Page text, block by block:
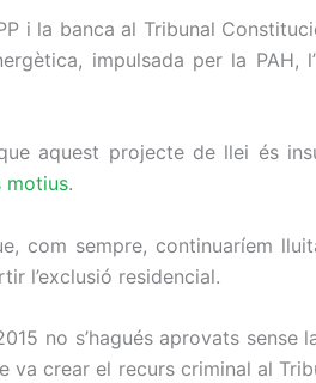
i la banca al Tribunal
impulsada per la
aquest projecte de llei és
motius.
com sempre, continuaríem
l’exclusió residencial.
no s’hagués aprovats
crear el recurs criminal al